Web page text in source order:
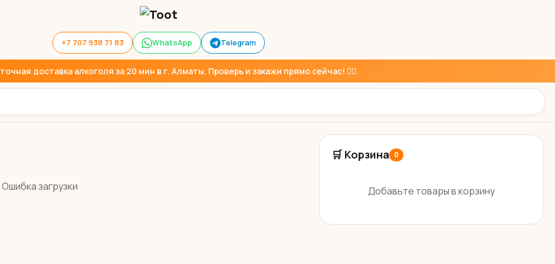
+7 707 938 71 83 WhatsApp Telegram
доставка алкоголя за 20 мин в г. Алматы. Проверь и закажи прямо сейчас! 👇🏼
Ошибка загрузки
🛒 Корзина 0
Добавьте товары в корзину